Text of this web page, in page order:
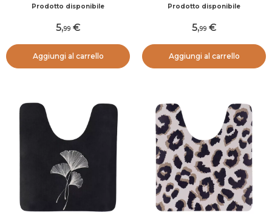
Prodotto disponibile
5,99
Aggiungi al carrello
Prodotto disponibile
5,99
Aggiungi al carrello